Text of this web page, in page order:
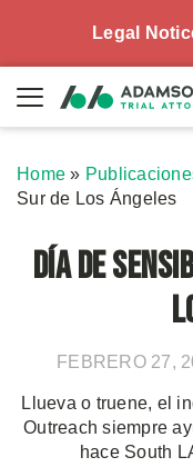
Legal
Home »
Sur de Los Ángeles
Día de
FEBRERO 27,
Llueva o truene, el
Outreach siempre
hace South